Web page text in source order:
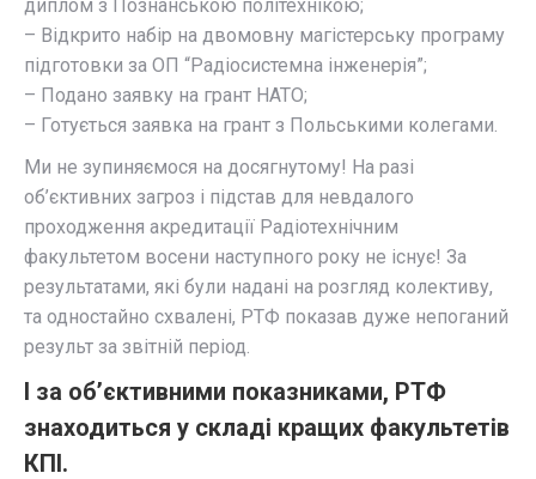
диплом з Познанською політехнікою;
– Відкрито набір на двомовну магістерську програму
підготовки за ОП “Радіосистемна інженерія”;
– Подано заявку на грант НАТО;
– Готується заявка на грант з Польськими колегами.
Ми не зупиняємося на досягнутому! На разі
об’єктивних загроз і підстав для невдалого
проходження акредитації Радіотехнічним
факультетом восени наступного року не існує! За
результатами, які були надані на розгляд колективу,
та одностайно схвалені, РТФ показав дуже непоганий
результ за звітній період.
І за об’єктивними показниками, РТФ
знаходиться у складі кращих факультетів
КПІ.